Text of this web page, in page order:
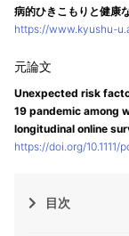
病的ひきこもりと健康
https://www.kyushu-
Unexpected risk
19 pandemic among
longitudinal online
https://doi.org/10.1111/
目次